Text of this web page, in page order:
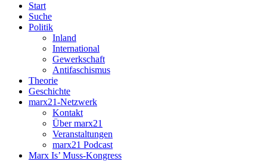
Start
Suche
Politik
Inland
International
Gewerkschaft
Antifaschismus
Theorie
Geschichte
marx21-Netzwerk
Kontakt
Über marx21
Veranstaltungen
marx21 Podcast
Marx Is’ Muss-Kongress